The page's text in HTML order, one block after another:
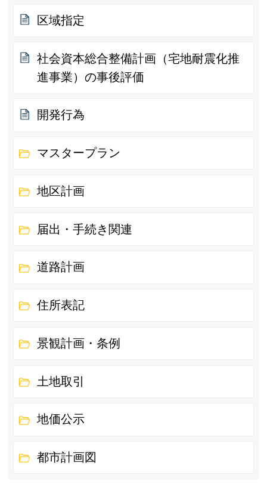
区域指定
社会資本総合整備計画（宅地耐震化推
進事業）の事後評価
開発行為
マスタープラン
地区計画
届出・手続き関連
道路計画
住所表記
景観計画・条例
土地取引
地価公示
都市計画図